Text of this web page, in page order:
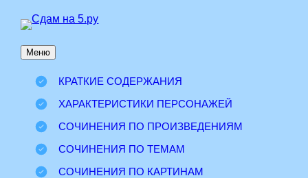
Перейти
содержимому
Меню
КРАТКИЕ СОДЕРЖАНИЯ
ХАРАКТЕРИСТИКИ ПЕРСОНАЖЕЙ
СОЧИНЕНИЯ ПО ПРОИЗВЕДЕНИЯМ
СОЧИНЕНИЯ ПО ТЕМАМ
СОЧИНЕНИЯ ПО КАРТИНАМ